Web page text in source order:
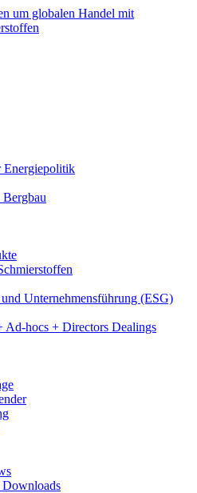
Energiepolitik
Unternehmensführung (ESG)
Ad-hocs + Directors Dealings